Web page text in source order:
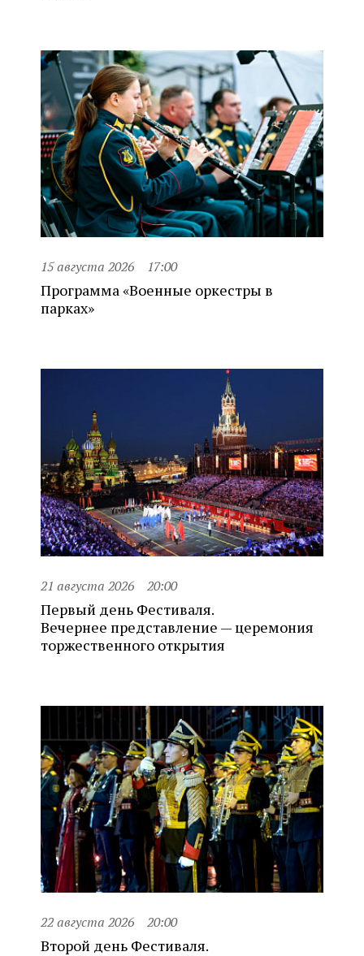
15 августа 2026 17:00
Программа «Военные оркестры в
парках»
21 августа 2026 20:00
Первый день Фестиваля.
Вечернее представление — церемония
торжественного открытия
22 августа 2026 20:00
Второй день Фестиваля.